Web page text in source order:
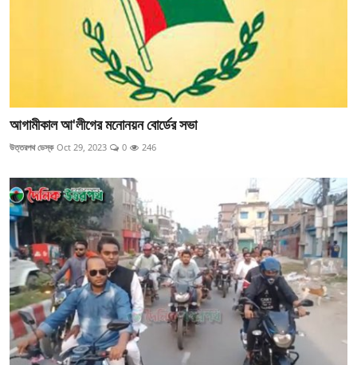
আগামীকাল আ'লীগের মনোনয়ন বোর্ডের সভা
উত্তরপথ ডেস্ক Oct 29, 2023 0 246